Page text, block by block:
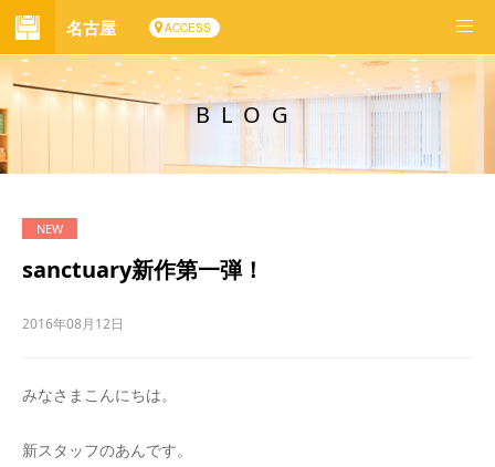
名古屋 ACCESS
BLOG
sanctuary新作第一弾！
2016年08月12日
みなさまこんにちは。
新スタッフのあんです。